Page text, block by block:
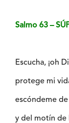
Salmo 63 –
Escucha, ¡oh
protege mi
escóndeme
y del motín de